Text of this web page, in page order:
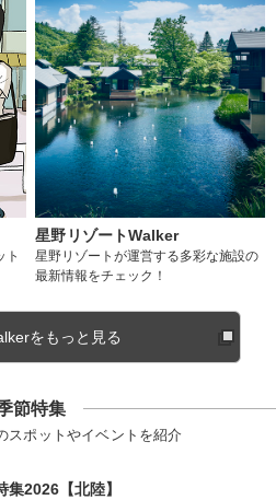
ト
星野リゾートWalker
星野リゾートが運営する多彩な施設の
最新情報をチェック！
をもっと見る
節特集
スポットやイベントを紹介
集2026【北陸】